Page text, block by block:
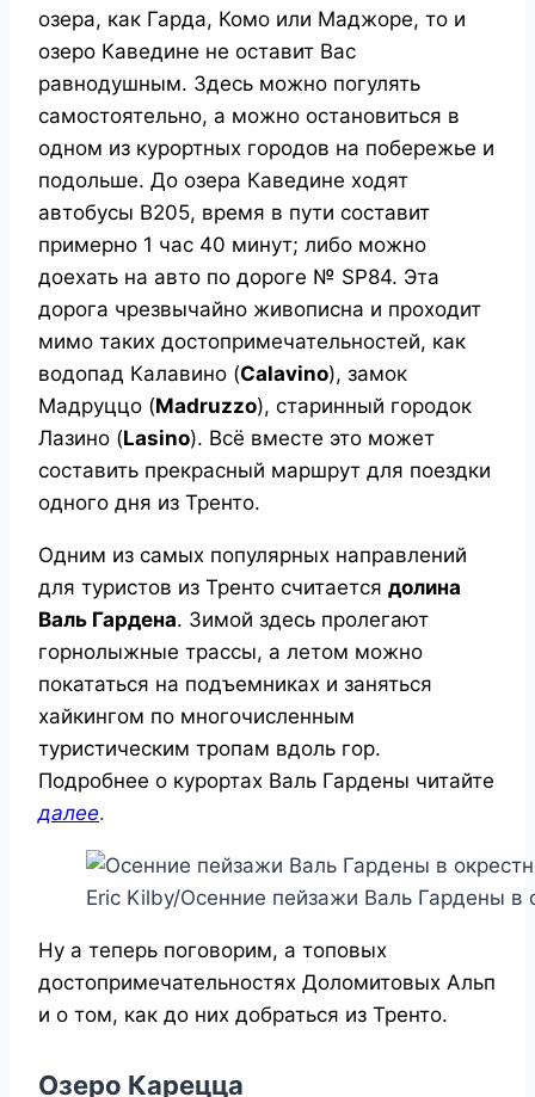
озера, как Гарда, Комо или Маджоре, то и
озеро Каведине не оставит Вас
равнодушным. Здесь можно погулять
самостоятельно, а можно остановиться в
одном из курортных городов на побережье и
подольше. До озера Каведине ходят
автобусы B205, время в пути составит
примерно 1 час 40 минут; либо можно
доехать на авто по дороге № SP84. Эта
дорога чрезвычайно живописна и проходит
мимо таких достопримечательностей, как
водопад Калавино (Calavino), замок
Мадруццо (Madruzzo), старинный городок
Лазино (Lasino). Всё вместе это может
составить прекрасный маршрут для поездки
одного дня из Тренто.
Одним из самых популярных направлений
для туристов из Тренто считается долина
Валь Гардена. Зимой здесь пролегают
горнолыжные трассы, а летом можно
покататься на подъемниках и заняться
хайкингом по многочисленным
туристическим тропам вдоль гор.
Подробнее о курортах Валь Гардены читайте
далее.
Eric Kilby/Осенние пейзажи Валь Гардены в
Ну а теперь поговорим, а топовых
достопримечательностях Доломитовых Альп
и о том, как до них добраться из Тренто.
Озеро Карецца